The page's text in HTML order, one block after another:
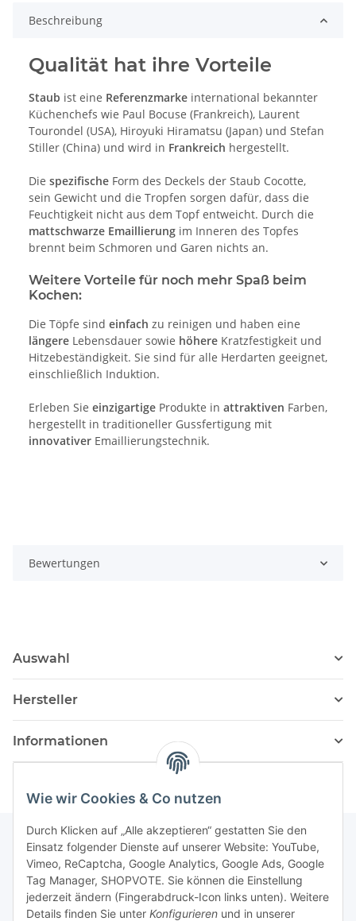
Wie wir Cookies & Co nutzen
Durch Klicken auf „Alle akzeptieren“ gestatten Sie den
Einsatz folgender Dienste auf unserer Website: YouTube,
Vimeo, ReCaptcha, Google Analytics, Google Ads, Google
Tag Manager, SHOPVOTE. Sie können die Einstellung
jederzeit ändern (Fingerabdruck-Icon links unten). Weitere
Details finden Sie unter Konfigurieren und in unserer
Beschreibung
Qualität hat ihre Vorteile
Staub ist eine Referenzmarke international bekannter
Küchenchefs wie Paul Bocuse (Frankreich), Laurent
Tourondel (USA), Hiroyuki Hiramatsu (Japan) und Stefan
Stiller (China) und wird in Frankreich hergestellt.
Die spezifische Form des Deckels der Staub Cocotte,
sein Gewicht und die Tropfen sorgen dafür, dass die
Feuchtigkeit nicht aus dem Topf entweicht. Durch die
mattschwarze Emaillierung im Inneren des Topfes
brennt beim Schmoren und Garen nichts an.
Weitere Vorteile für noch mehr Spaß beim
Kochen:
Die Töpfe sind einfach zu reinigen und haben eine
längere Lebensdauer sowie höhere Kratzfestigkeit und
Hitzebeständigkeit. Sie sind für alle Herdarten geeignet,
einschließlich Induktion.
Erleben Sie einzigartige Produkte in attraktiven Farben,
hergestellt in traditioneller Gussfertigung mit
innovativer Emaillierungstechnik.
Bewertungen
Auswahl
Hersteller
Informationen
Newsletter Abonnieren
Bitte senden Sie mir entsprechend Ihrer